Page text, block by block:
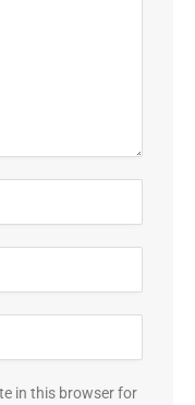
in this browser for